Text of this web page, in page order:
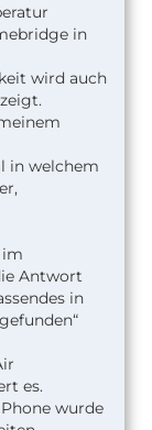
in
wird auch
in welchem
im
Antwort
in
es.
wurde